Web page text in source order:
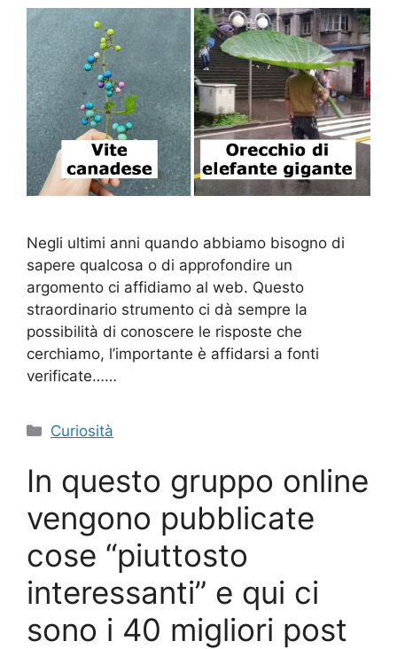
Negli ultimi anni quando abbiamo bisogno di
sapere qualcosa o di approfondire un
argomento ci affidiamo al web. Questo
straordinario strumento ci dà sempre la
possibilità di conoscere le risposte che
cerchiamo, l’importante è affidarsi a fonti
verificate……
Categorie
Curiosità
In questo gruppo online
vengono pubblicate
cose “piuttosto
interessanti” e qui ci
sono i 40 migliori post